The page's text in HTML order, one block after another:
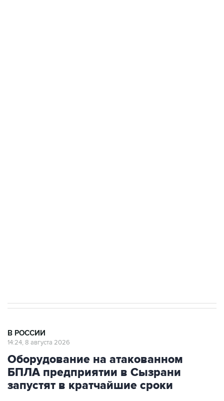
В РОССИИ
14:24, 8 августа 2026
Оборудование на атакованном
БПЛА предприятии в Сызрани
запустят в кратчайшие сроки